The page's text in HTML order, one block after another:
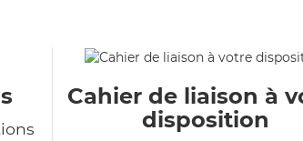
Cahier de liaison à
disposition